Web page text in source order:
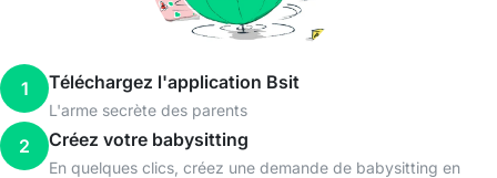
1 Téléchargez l'application Bsit
L'arme secrète des parents
2 Créez votre babysitting
En quelques clics, créez une demande de babysitting en